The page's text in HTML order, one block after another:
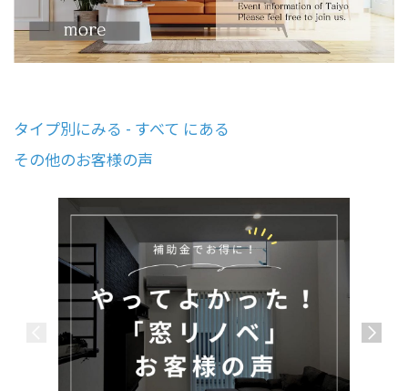
タイプ別にみる - すべて にある
その他のお客様の声